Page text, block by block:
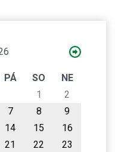
PÁ SO
NE
1
2
7 8
9
14 15
16
21 22
23